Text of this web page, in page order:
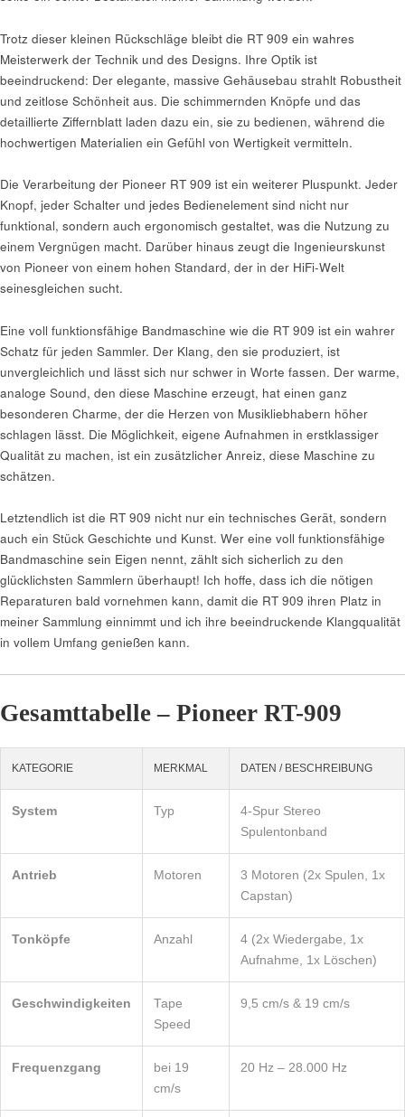
Trotz dieser kleinen Rückschläge bleibt die RT 909 ein wahres
Meisterwerk der Technik und des Designs. Ihre Optik ist
beeindruckend: Der elegante, massive Gehäusebau strahlt Robustheit
und zeitlose Schönheit aus. Die schimmernden Knöpfe und das
detaillierte Ziffernblatt laden dazu ein, sie zu bedienen, während die
hochwertigen Materialien ein Gefühl von Wertigkeit vermitteln.
Die Verarbeitung der Pioneer RT 909 ist ein weiterer Pluspunkt. Jeder
Knopf, jeder Schalter und jedes Bedienelement sind nicht nur
funktional, sondern auch ergonomisch gestaltet, was die Nutzung zu
einem Vergnügen macht. Darüber hinaus zeugt die Ingenieurskunst
von Pioneer von einem hohen Standard, der in der HiFi-Welt
seinesgleichen sucht.
Eine voll funktionsfähige Bandmaschine wie die RT 909 ist ein wahrer
Schatz für jeden Sammler. Der Klang, den sie produziert, ist
unvergleichlich und lässt sich nur schwer in Worte fassen. Der warme,
analoge Sound, den diese Maschine erzeugt, hat einen ganz
besonderen Charme, der die Herzen von Musikliebhabern höher
schlagen lässt. Die Möglichkeit, eigene Aufnahmen in erstklassiger
Qualität zu machen, ist ein zusätzlicher Anreiz, diese Maschine zu
schätzen.
Letztendlich ist die RT 909 nicht nur ein technisches Gerät, sondern
auch ein Stück Geschichte und Kunst. Wer eine voll funktionsfähige
Bandmaschine sein Eigen nennt, zählt sich sicherlich zu den
glücklichsten Sammlern überhaupt! Ich hoffe, dass ich die nötigen
Reparaturen bald vornehmen kann, damit die RT 909 ihren Platz in
meiner Sammlung einnimmt und ich ihre beeindruckende Klangqualität
in vollem Umfang genießen kann.
Gesamttabelle – Pioneer RT-909
KATEGORIE MERKMAL DATEN / BESCHREIBUNG
System Typ
4-Spur Stereo
Spulentonband
Antrieb Motoren
3 Motoren (2x Spulen, 1x
Capstan)
Tonköpfe Anzahl
4 (2x Wiedergabe, 1x
Aufnahme, 1x Löschen)
Geschwindigkeiten
Tape
Speed
9,5 cm/s & 19 cm/s
Frequenzgang
bei 19
cm/s
20 Hz – 28.000 Hz